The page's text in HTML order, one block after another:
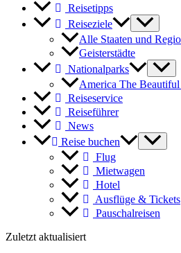
Reisetipps
Reiseziele
Alle Staaten und
Geisterstädte
Nationalparks
America The Beautiful
Reiseservice
Reiseführer
News
Reise buchen
Flug
Mietwagen
Hotel
Ausflüge & Tickets
Pauschalreisen
Zuletzt aktualisiert